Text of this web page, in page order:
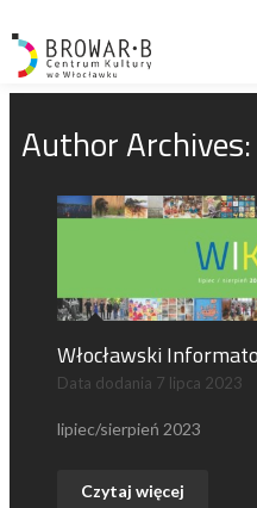
Author Archives:
Włocławski
Data dodania 7 lipca 2023
lipiec/sierpień 2023
Czytaj więcej